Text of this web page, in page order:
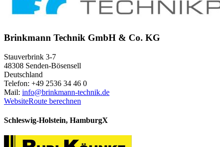
Brinkmann Technik GmbH & Co. KG
Stauverbrink 3-7
48308 Senden-Bösensell
Deutschland
Telefon: +49 2536 34 46 0
Mail: info@brinkmann-technik.de
WebsiteRoute berechnen
Schleswig-Holstein, HamburgX